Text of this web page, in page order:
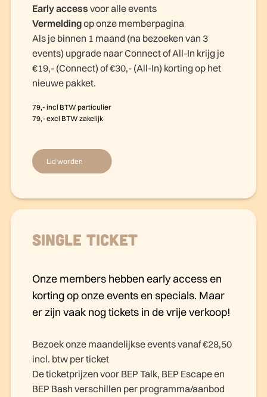
Early access voor alle events
Vermeldingop onze memberpagina
Als je binnen 1 maand (na bezoeken van 3
events) upgrade naar Connect of All-In krijg je
€19,- (Connect) of €30,- (All-In) korting op het
nieuwe pakket.
79,- incl BTW particulier
79,- excl BTW zakelijk
Lid worden
Single ticket
Onze members hebben early access en
korting op onze events en specials. Maar
er zijn vaak nog tickets in de vrije verkoop!
Bezoek onze maandelijkse events vanaf €28,50
incl. btw per ticket
De ticketprijzen voor BEP Talk, BEP Escape en
BEP Bash verschillen per programma/aanbod